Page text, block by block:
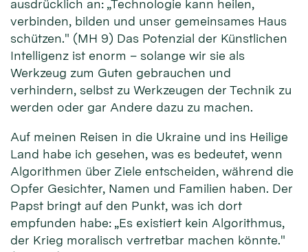
ausdrücklich an: „Technologie kann heilen,
verbinden, bilden und unser gemeinsames Haus
schützen." (MH 9) Das Potenzial der Künstlichen
Intelligenz ist enorm – solange wir sie als
Werkzeug zum Guten gebrauchen und
verhindern, selbst zu Werkzeugen der Technik zu
werden oder gar Andere dazu zu machen.
Auf meinen Reisen in die Ukraine und ins Heilige
Land habe ich gesehen, was es bedeutet, wenn
Algorithmen über Ziele entscheiden, während die
Opfer Gesichter, Namen und Familien haben. Der
Papst bringt auf den Punkt, was ich dort
empfunden habe: „Es existiert kein Algorithmus,
der Krieg moralisch vertretbar machen könnte."